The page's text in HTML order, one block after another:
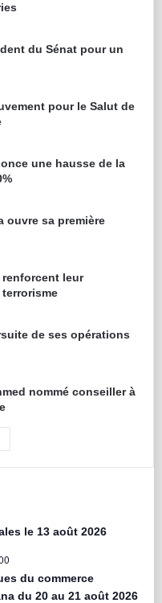
du Sénat pour un
pour le Salut de
une hausse de la
ouvre sa première
leur
de ses opérations
nommé conseiller à
le 13 août 2026
du commerce
du 20 au 21 août 2026